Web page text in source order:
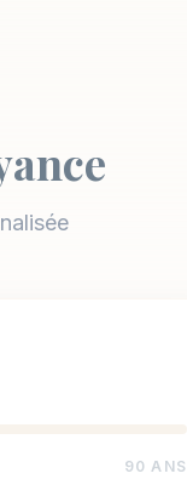
90 ANS